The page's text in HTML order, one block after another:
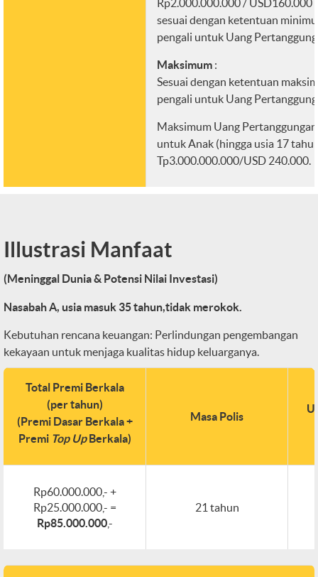
Rp2.000.000.000 / USD160.000
sesuai dengan ketentuan
pengali untuk Uang
Maksimum :
Sesuai dengan ketentuan
pengali untuk Uang
Maksimum Uang Pertanggungan
untuk Anak (hingga usia 17
Tp3.000.000.000/USD 240.000.
Illustrasi Manfaat
(Meninggal Dunia & Potensi Nilai Investasi)
Nasabah A, usia masuk 35 tahun,tidak merokok.
Kebutuhan rencana keuangan: Perlindungan pengembangan
kekayaan untuk menjaga kualitas hidup keluarganya.
Total Premi Berkala
(per tahun)
(Premi Dasar Berkala +
Premi Top UpBerkala)
Masa Polis
Rp60.000.000,- +
Rp25.000.000,- =
Rp85.000.000,-
21 tahun